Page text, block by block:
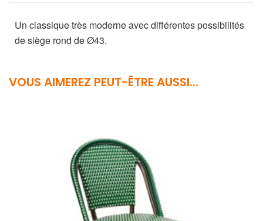
Un classique très moderne avec différentes possibilités
de siège rond de Ø43.
VOUS AIMEREZ PEUT-ÊTRE AUSSI…